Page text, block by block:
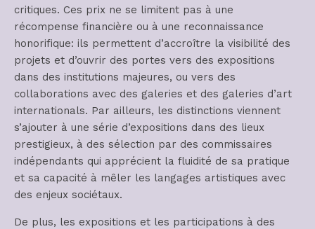
critiques. Ces prix ne se limitent pas à une
récompense financière ou à une reconnaissance
honorifique: ils permettent d’accroître la visibilité des
projets et d’ouvrir des portes vers des expositions
dans des institutions majeures, ou vers des
collaborations avec des galeries et des galeries d’art
internationals. Par ailleurs, les distinctions viennent
s’ajouter à une série d’expositions dans des lieux
prestigieux, à des sélection par des commissaires
indépendants qui apprécient la fluidité de sa pratique
et sa capacité à mêler les langages artistiques avec
des enjeux sociétaux.
De plus, les expositions et les participations à des